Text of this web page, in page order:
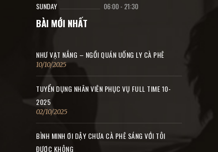
SUNDAY 06:00- 21:30
BÀI MỚI NHẤT
NHƯ VẠT NẮNG – NGỒI QUÁN UỐNG LY CÀ PHÊ
10/10/2025
TUYỂN DỤNG NHÂN VIÊN PHỤC VỤ FULL TIME 10-
2025
02/10/2025
BÌNH MINH ƠI DẬY CHƯA CÀ PHÊ SÁNG VỚI TÔI
ĐƯỢC KHÔNG